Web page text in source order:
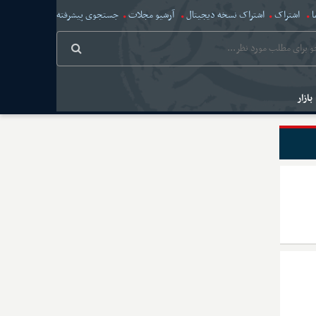
اشتراک اشتراک نسخه دیجیتال آرشیو مجلات جستجوی پیشرفته
بازار